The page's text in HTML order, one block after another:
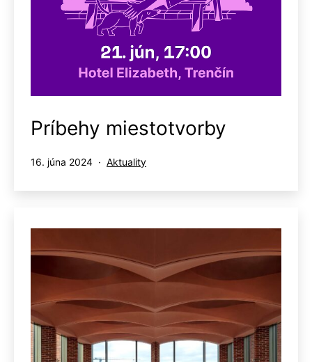
Príbehy miestotvorby
Publikované
16. júna 2024
Kategorizované
Aktuality